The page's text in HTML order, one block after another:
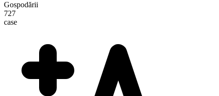
Gospodării
727
case